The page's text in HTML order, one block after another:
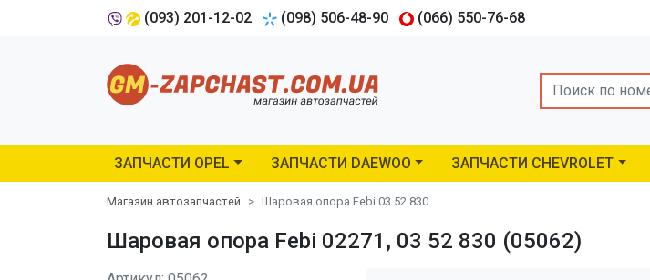
(093) 201-12-02 (098) 506-48-90 (066) 550-76-68
Search
ЗАПЧАСТИ OPEL ЗАПЧАСТИ DAEWOO ЗАПЧАСТИ CHEVROLET
Магазин автозапчастей Шаровая опора Febi 03 52 830
Шаровая опора Febi 02271, 03 52 830 (05062)